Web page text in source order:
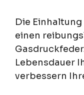
Die
einen
Lebensdauer
verbessern